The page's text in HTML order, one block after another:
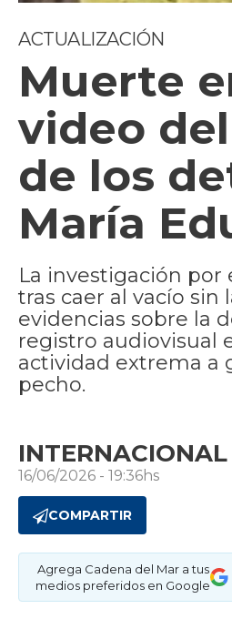
ACTUALIZACIÓN
Muerte
video
de los
María
La investigación por
tras caer al vacío
evidencias sobre la
registro audiovisual
actividad extrema a
pecho.
INTERNACIONAL
16/06/2026 - 19:36hs
COMPARTIR
Agrega Cadena del Mar a tus
medios preferidos en Google